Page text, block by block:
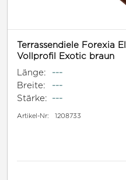
Terrassendiele Forexia
Vollprofil Exotic braun
Länge:
---
Breite:
---
Stärke:
---
Artikel-Nr: 1208733